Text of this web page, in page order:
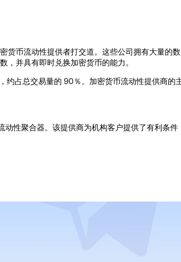
货币流动性提供者打交道。这些公司拥有大量的
，并具有即时兑换加密货币的能力。
占总交易量的 90％。加密货币流动性提供商的
性聚合器。该提供商为机构客户提供了有利条